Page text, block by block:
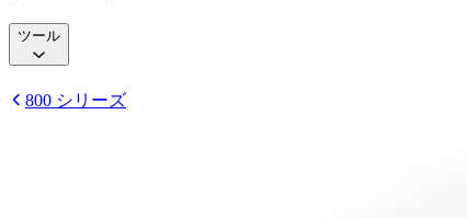
ツール
800 シリーズ